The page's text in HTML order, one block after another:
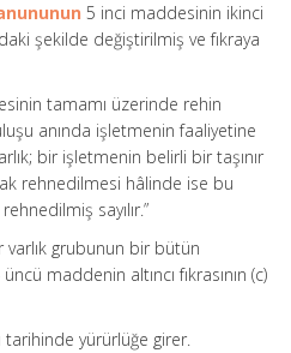
5 inci maddesinin ikinci
şekilde değiştirilmiş ve fıkraya
tamamı üzerinde rehin
anında işletmenin faaliyetine
bir işletmenin belirli bir taşınır
rehnedilmesi hâlinde ise bu
sayılır.”
varlık grubunun bir bütün
maddenin altıncı fıkrasının (c)
tarihinde yürürlüğe girer.